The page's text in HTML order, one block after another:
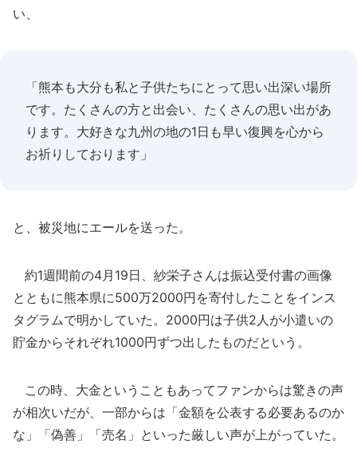
い、
「熊本も大分も私と子供たちにとって思い出深い場所
です。たくさんの方と出会い、たくさんの思い出があ
ります。大好きな九州の地の1日も早い復興を心から
お祈りしております」
と、被災地にエールを送った。
約1週間前の4月19日、紗栄子さんは振込受付書の画像
とともに熊本県に500万2000円を寄付したことをインス
タグラムで明かしていた。2000円は子供2人が小遣いの
貯金からそれぞれ1000円ずつ出したものだという。
この時、大金ということもあってファンからは驚きの声
が相次いだが、一部からは「金額を公表する必要あるのか
な」「偽善」「売名」といった厳しい声が上がっていた。